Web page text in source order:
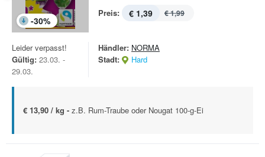
-30%
Preis: € 1,39 € 1,99
Leider verpasst!
Gültig: 23.03. -
29.03.
Händler: NORMA
Stadt:
Hard
€ 13,90 / kg - z.B. Rum-Traube oder Nougat 100-g-Ei